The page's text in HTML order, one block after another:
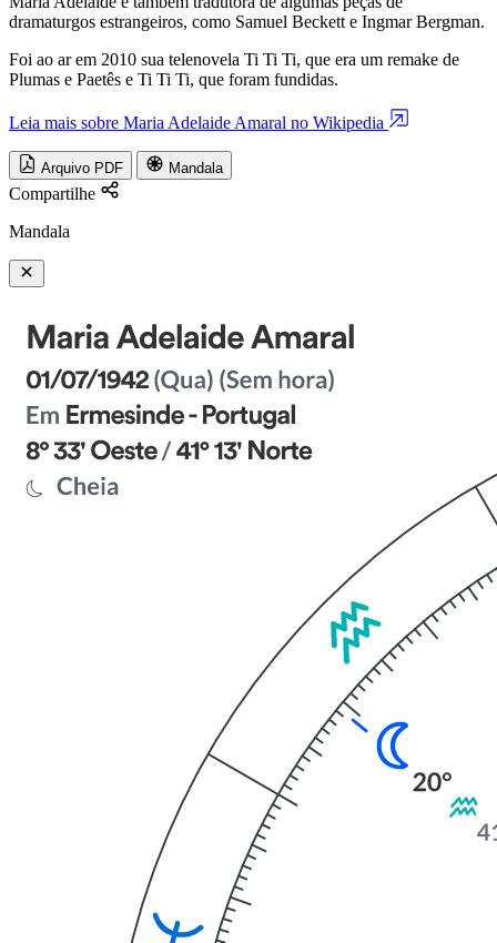
dramaturgos estrangeiros, como Samuel Beckett e Ingmar Bergman.
Foi ao ar em 2010 sua telenovela Ti Ti Ti, que era um remake de
Plumas e Paetês e Ti Ti Ti, que foram fundidas.
Leia mais sobre Maria Adelaide Amaral no Wikipedia
Arquivo PDF Mandala
Compartilhe
Mandala